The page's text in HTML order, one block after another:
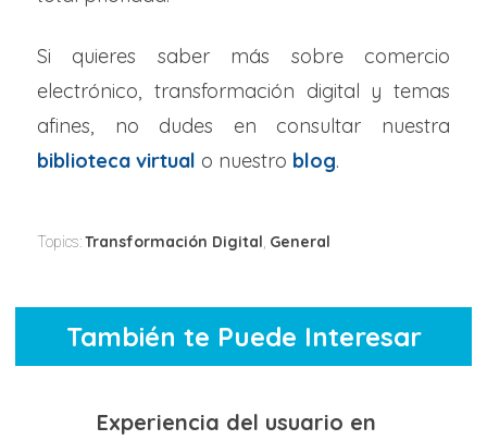
Si quieres saber más sobre comercio
electrónico, transformación digital y temas
afines, no dudes en consultar nuestra
biblioteca virtual o nuestro blog.
Topics:Transformación Digital General
También te Puede Interesar
Experiencia del usuario en